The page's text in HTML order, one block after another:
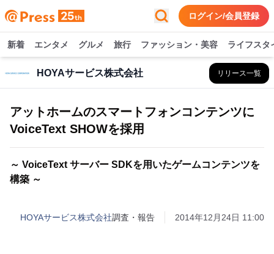
ログイン/会員登録
新着 エンタメ グルメ 旅行 ファッション・美容 ライフスタ
HOYAサービス株式会社 リリース一覧
アットホームのスマートフォンコンテンツに
VoiceText SHOWを採用
～ VoiceText サーバー SDKを用いたゲームコンテンツを
構築 ～
HOYAサービス株式会社調査・報告 2014年12月24日 11:00